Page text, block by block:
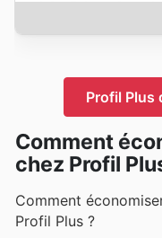
Profil Plus
Comment
chez Profil
Comment
Profil Plus ?